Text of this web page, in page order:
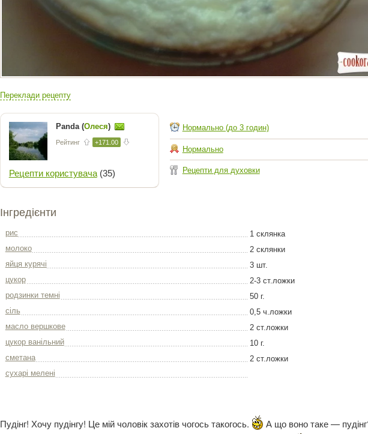
Переклади рецепту
Panda (Олеся)
Рейтинг +171.00
Рецепти користувача(35)
Нормально (до 3 годин)
Нормально
Рецепти для духовки
Інгредієнти
рис
1 склянка
молоко
2 склянки
яйця курячі
3 шт.
цукор
2-3 ст.ложки
родзинки темні
50 г.
сіль
0,5 ч.ложки
масло вершкове
2 ст.ложки
цукор ванільний
10 г.
сметана
2 ст.ложки
сухарі мелені
Пудінг! Хочу пудінгу! Це мій чоловік захотів чогось такогось.
А що воно таке —